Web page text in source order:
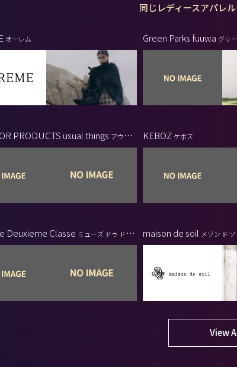
同じレディースアパレ
オーレム Green Parks fuuwa グリ
PRODUCTS usual things アウト
ツ ユージュアルシングス
KEBOZ ケボズ
Deuxieme Classe ミューズ ドゥ ドゥ
ラス
maison de soil メゾン ド
View